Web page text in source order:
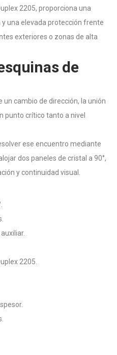
2205, proporciona una
una elevada protección frente
exteriores o zonas de alta
de
cambio de dirección, la unión
punto crítico tanto a nivel
ese encuentro mediante
dos paneles de cristal a 90°,
y continuidad visual.
2205.